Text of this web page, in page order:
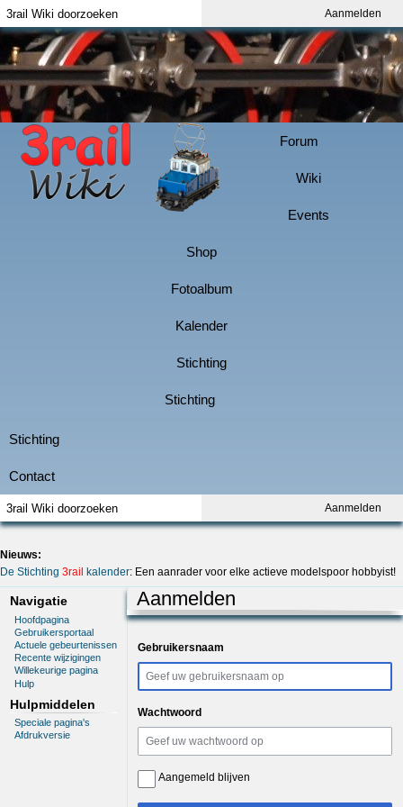
Aanmelden
Aanmelden
Nieuws:
De Stichting 3rail kalender: Een aanrader voor elke actieve modelspoor hobbyist!
Navigatie
Hoofdpagina
Gebruikersportaal
Actuele gebeurtenissen
Recente wijzigingen
Willekeurige pagina
Hulp
Hulpmiddelen
Speciale pagina's
Afdrukversie
Aanmelden
Gebruikersnaam
Wachtwoord
Aangemeld blijven